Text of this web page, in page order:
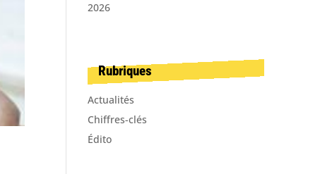
2026
Rubriques
Actualités
Chiffres-clés
Édito